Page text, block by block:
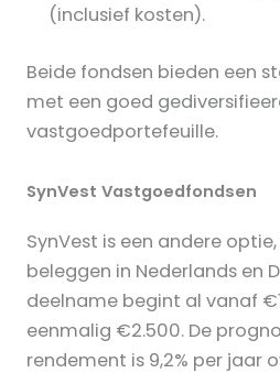
(inclusief kosten).
Beide fondsen bieden een
met een goed
vastgoedportefeuille.
SynVest Vastgoedfondsen
SynVest is een andere
beleggen in Nederlands en
deelname begint al vanaf
eenmalig €2.500. De
rendement is 9,2% per jaar